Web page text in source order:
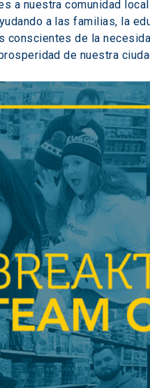
a nuestra comunidad
a las familias, la
conscientes de la
de nuestra